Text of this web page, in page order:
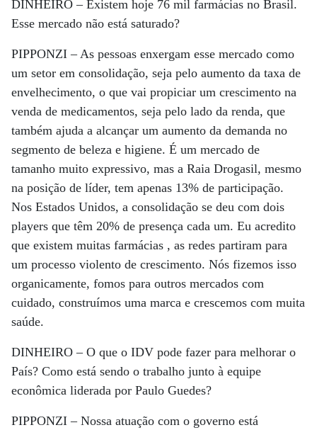
DINHEIRO –Existem hoje 76 mil farmácias no Brasil.
Esse mercado não está saturado?
PIPPONZI –As pessoas enxergam esse mercado como
um setor em consolidação, seja pelo aumento da taxa de
envelhecimento, o que vai propiciar um crescimento na
venda de medicamentos, seja pelo lado da renda, que
também ajuda a alcançar um aumento da demanda no
segmento de beleza e higiene. É um mercado de
tamanho muito expressivo, mas a Raia Drogasil, mesmo
na posição de líder, tem apenas 13% de participação.
Nos Estados Unidos, a consolidação se deu com dois
players que têm 20% de presença cada um. Eu acredito
que existem muitas farmácias , as redes partiram para
um processo violento de crescimento. Nós fizemos isso
organicamente, fomos para outros mercados com
cuidado, construímos uma marca e crescemos com muita
saúde.
DINHEIRO –O que o IDV pode fazer para melhorar o
País? Como está sendo o trabalho junto à equipe
econômica liderada por Paulo Guedes?
PIPPONZI –Nossa atuação com o governo está